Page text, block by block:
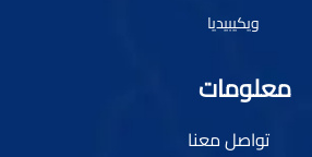
ويكيبيديا
معلومات
تواصل معنا